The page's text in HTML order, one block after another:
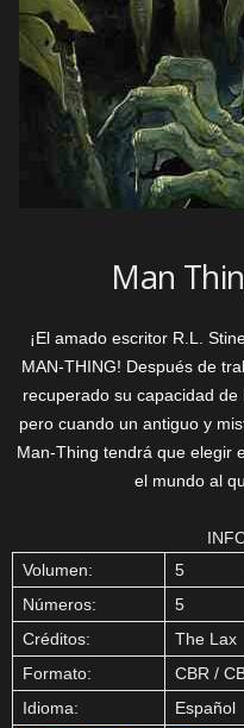
Man
¡El amado escritor R.L.
MAN-THING! Después de
recuperado su capacidad de
pero cuando un antiguo y
Man-Thing tendrá que elegir
el mundo al
Volumen:
5
Números:
5
Créditos:
The Lax
Formato:
CBR /
Idioma:
Español